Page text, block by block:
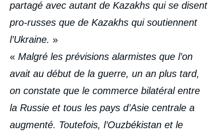
partagé avec autant de Kazakhs qui se disent
pro-russes que de Kazakhs qui soutiennent
l’Ukraine. »
« Malgré les prévisions alarmistes que l’on
avait au début de la guerre, un an plus tard,
on constate que le commerce bilatéral entre
la Russie et tous les pays d’Asie centrale a
augmenté. Toutefois, l’Ouzbékistan et le